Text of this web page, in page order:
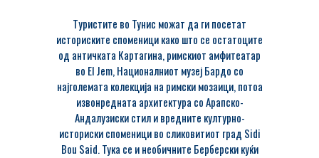
Tуристите во Тунис можат да ги посетат
историските споменици како што се остатоците
од античката Картагина, римскиот амфитеатар
во El Jem, Националниот музеј Бардо со
најголемата колекција на римски мозаици, потоа
извонредната архитектура со Арапско-
Андалузиски стил и вредните културно-
историски споменици во сликовитиот град Sidi
Bou Said. Тука се и необичните Берберски куќи